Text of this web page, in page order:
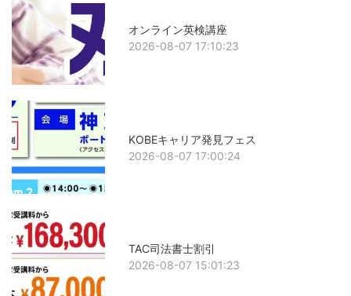
オンライン英検講座
2026-08-07 17:10:23
KOBEキャリア発見フェス
2026-08-07 17:00:24
TAC司法書士割引
2026-08-07 15:01:23